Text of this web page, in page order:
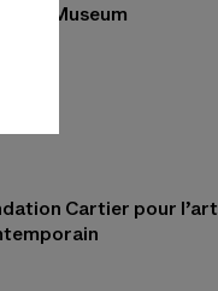
Museum
Cartier pour l’art